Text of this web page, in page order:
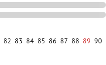
82 83 84 85 86 87 88 89 90